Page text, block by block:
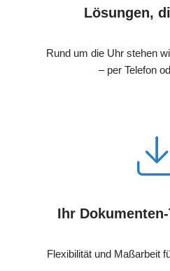
Lösungen,
Rund um die Uhr stehen
– per Telefon
Ihr
Flexibilität und Maßarbeit